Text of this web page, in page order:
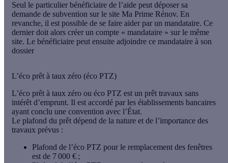
Seul le particulier bénéficiaire de l’aide peut déposer sa
demande de subvention sur le site Ma Prime Rénov. En
revanche, il est possible de se faire aider par un mandataire. Ce
dernier doit alors créer un compte « mandataire » sur le même
site. Le bénéficiaire peut ensuite adjoindre ce mandataire à son
dossier
L’éco prêt à taux zéro (éco PTZ)
L’éco prêt à taux zéro ou éco PTZ est un prêt travaux sans
intérêt d’emprunt. Il est accordé par les établissements bancaires
ayant conclu une convention avec l’État.
Le plafond du prêt dépend de la nature et de l’importance des
travaux prévus :
Plafond de l’éco PTZ pour le remplacement des fenêtres
est de 7 000 € ;